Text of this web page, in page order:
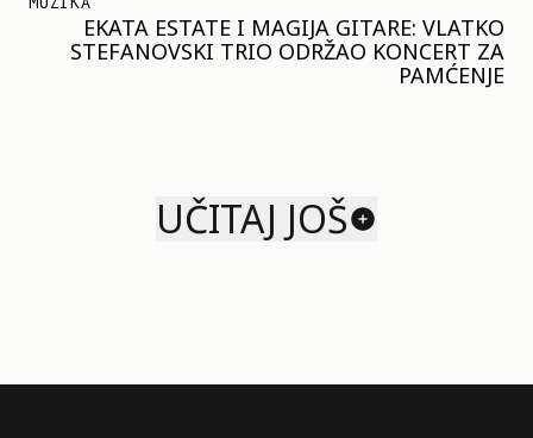
EKATA ESTATE I MAGIJA GITARE: VLATKO
STEFANOVSKI TRIO ODRŽAO KONCERT ZA
PAMĆENJE
UČITAJ JOŠ